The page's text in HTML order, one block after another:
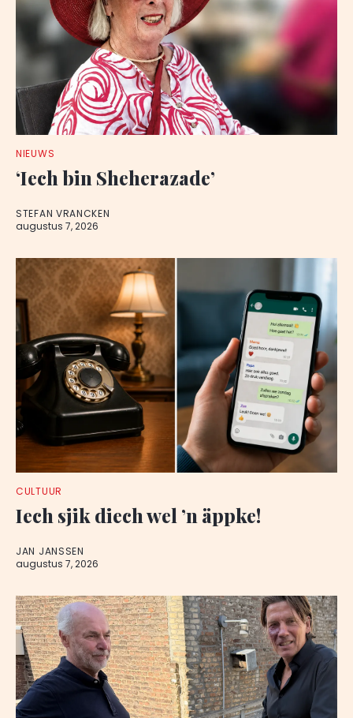
NIEUWS
‘Iech bin Sheherazade’
STEFAN VRANCKEN
augustus 7, 2026
CULTUUR
Iech sjik diech wel ’n äppke!
JAN JANSSEN
augustus 7, 2026